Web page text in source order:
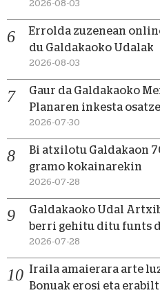
2026-08-03
Errolda zuzenean
du Galdakaoko Udalak
2026-08-03
Gaur da Galdakaoko
Planaren inkesta
2026-07-30
Bi atxilotu Galdakaon
gramo kokainarekin
2026-07-28
Galdakaoko Udal
berri gehitu ditu funts
2026-07-28
Iraila amaierara arte
Bonuak erosi eta